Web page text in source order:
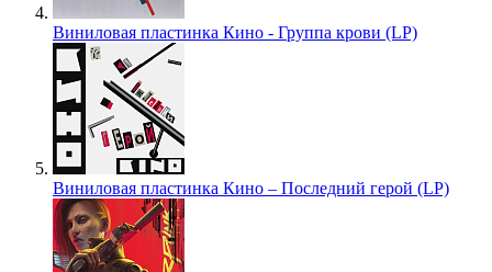
Виниловая пластинка Кино - Группа крови (LP)
Виниловая пластинка Кино – Последний герой (LP)